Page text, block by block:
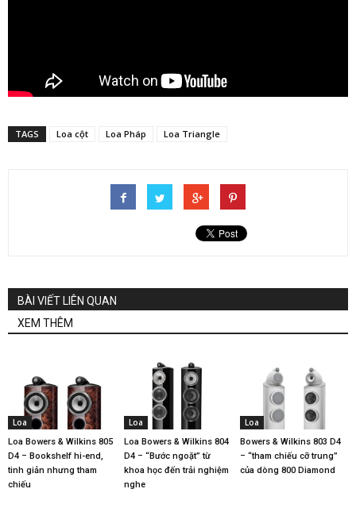
TAGS Loa cột Loa Pháp Loa Triangle
BÀI VIẾT LIÊN QUAN
XEM THÊM
Loa
Loa Bowers & Wilkins 805
D4 – Bookshelf hi-end,
tinh giản nhưng tham
chiếu
Loa
Loa Bowers & Wilkins 804
D4 – “Bước ngoặt” từ
khoa học đến trải nghiệm
nghe
Loa
Bowers & Wilkins 803 D4
– “tham chiếu cỡ trung”
của dòng 800 Diamond